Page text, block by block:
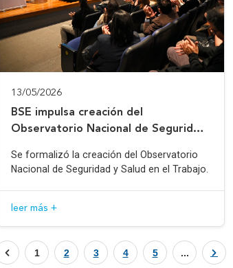
13/05/2026
BSE impulsa creación del
Observatorio Nacional de Seguridad
Se formalizó la creación del Observatorio
Nacional de Seguridad y Salud en el Trabajo.
leer más +
1 2 3 4 5 ...